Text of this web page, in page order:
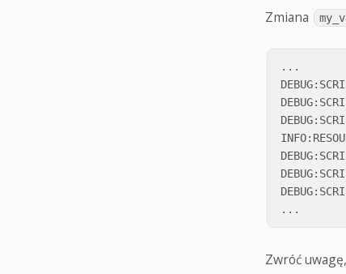
Zmiana
...
Zwróć